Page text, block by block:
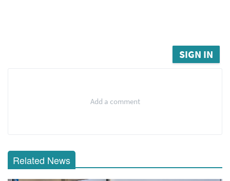
SIGN IN
Add a comment
Related News